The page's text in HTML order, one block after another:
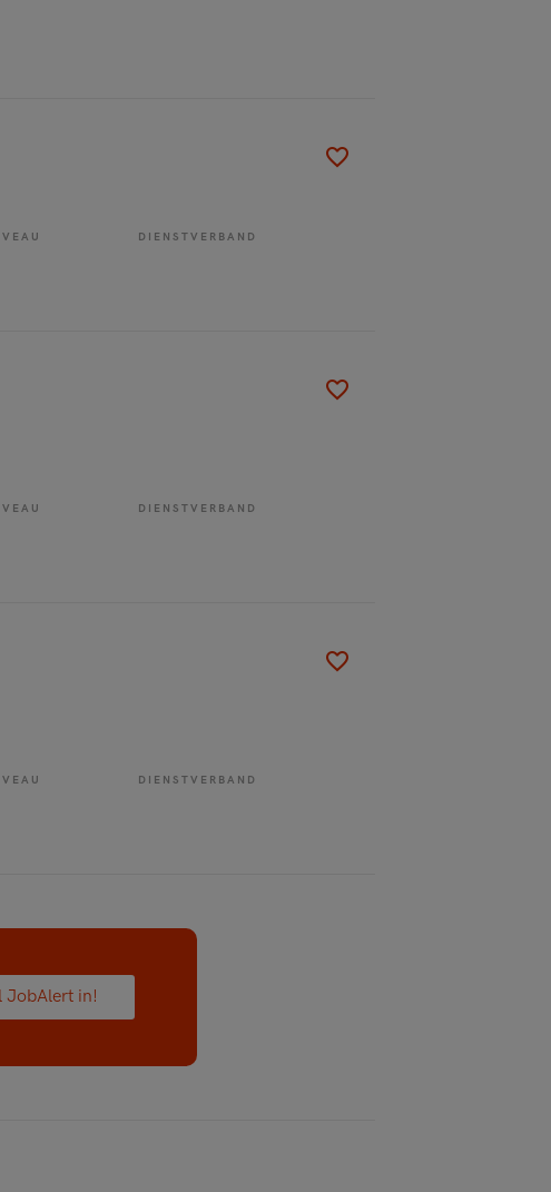
DIENSTVERBAND
DIENSTVERBAND
DIENSTVERBAND
JobAlert in!